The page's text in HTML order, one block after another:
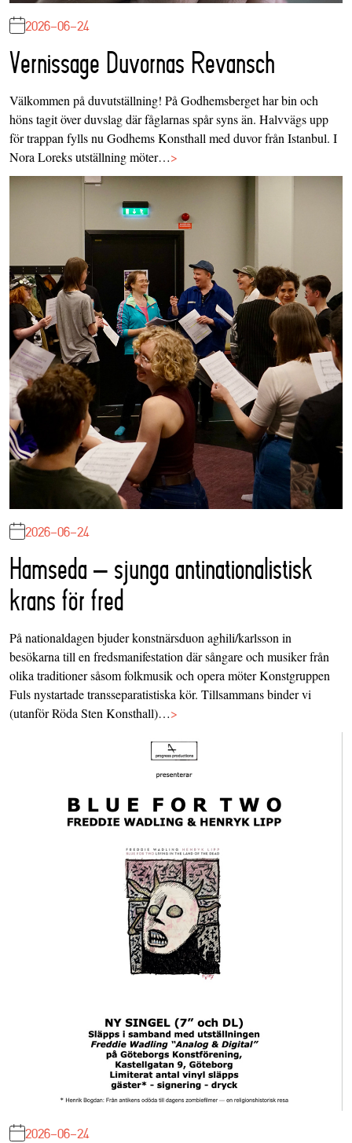
2026-06-24
Vernissage Duvornas Revansch
Välkommen på duvutställning! På Godhemsberget har bin och
höns tagit över duvslag där fåglarnas spår syns än. Halvvägs upp
för trappan fylls nu Godhems Konsthall med duvor från Istanbul. I
Nora Loreks utställning möter…>
2026-06-24
Hamseda – sjunga antinationalistisk
krans för fred
På nationaldagen bjuder konstnärsduon aghili/karlsson in
besökarna till en fredsmanifestation där sångare och musiker från
olika traditioner såsom folkmusik och opera möter Konstgruppen
Fuls nystartade transseparatistiska kör. Tillsammans binder vi
(utanför Röda Sten Konsthall)…>
2026-06-24